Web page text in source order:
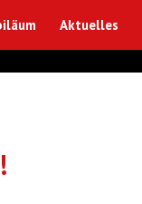
Aktuelles